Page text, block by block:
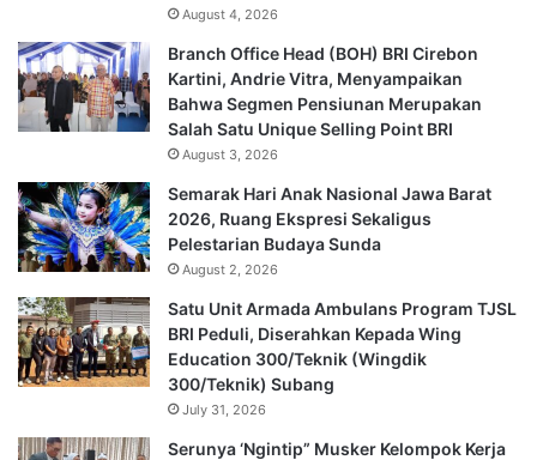
August 4, 2026
Branch Office Head (BOH) BRI Cirebon
Kartini, Andrie Vitra, Menyampaikan
Bahwa Segmen Pensiunan Merupakan
Salah Satu Unique Selling Point BRI
August 3, 2026
Semarak Hari Anak Nasional Jawa Barat
2026, Ruang Ekspresi Sekaligus
Pelestarian Budaya Sunda
August 2, 2026
Satu Unit Armada Ambulans Program TJSL
BRI Peduli, Diserahkan Kepada Wing
Education 300/Teknik (Wingdik
300/Teknik) Subang
July 31, 2026
Serunya ‘Ngintip” Musker Kelompok Kerja